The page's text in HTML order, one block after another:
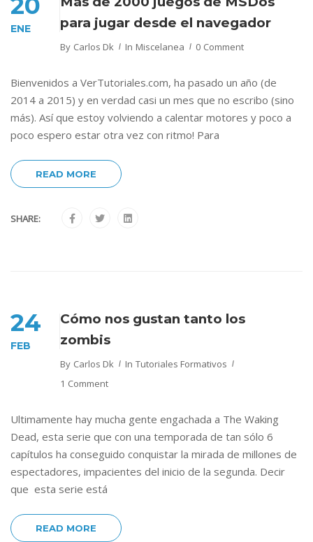
ENE
para jugar desde el navegador
By Carlos Dk In Miscelanea 0 Comment
Bienvenidos a VerTutoriales.com, ha pasado un año (de
2014 a 2015) y en verdad casi un mes que no escribo (sino
más). Así que estoy volviendo a calentar motores y poco a
poco espero estar otra vez con ritmo! Para
READ MORE
SHARE:
24
FEB
Cómo nos gustan tanto los
zombis
By Carlos Dk In Tutoriales Formativos
1 Comment
Ultimamente hay mucha gente engachada a The Waking
Dead, esta serie que con una temporada de tan sólo 6
capítulos ha conseguido conquistar la mirada de millones de
espectadores, impacientes del inicio de la segunda. Decir
que esta serie está
READ MORE